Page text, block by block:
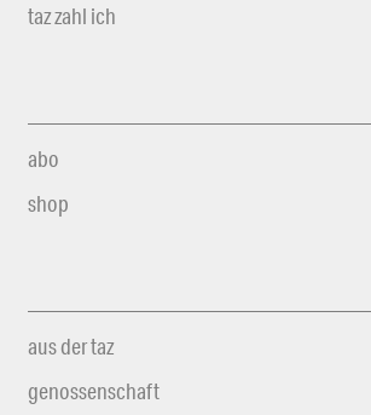
taz zahl ich
abo
shop
aus der taz
genossenschaft